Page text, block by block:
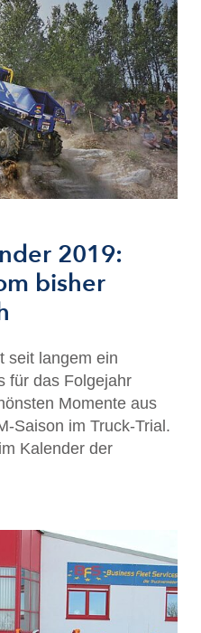
2019:
bisher
seit langem ein
für das Folgejahr
Momente aus
Saison im Truck-Trial.
Kalender der